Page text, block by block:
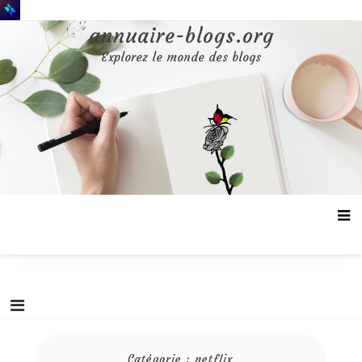
Aller
au
annuaire-blogs.org
Explorez le monde des blogs
Catégorie :netflix